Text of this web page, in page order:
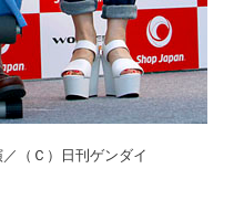
（Ｃ）日刊ゲンダイ